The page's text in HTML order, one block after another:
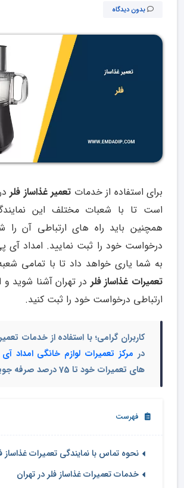
بدون دیدگاه
برای استفاده از خدمات تعمیر غذاساز فلر
است تا با شعبات مختلف این
همچنین باید راه های ارتباطی آن را
درخواست خود را ثبت نمایید. امداد آی
به شما یاری خواهد داد تا با تمامی
تعمیرات غذاساز فلر در تهران آشنا شوید
ارتباطی درخواست خود را ثبت کنید.
کاربران گرامی؛ با استفاده از خدمات
در مرکز تعمیرات لوازم خانگی امداد
های تعمیرات خود تا 75 درصد صرفه جویی نمایید.
فهرست
نحوه تماس با نمایندگی تعمیرات غذاساز
خدمات تعمیرات غذاساز فلر در تهران